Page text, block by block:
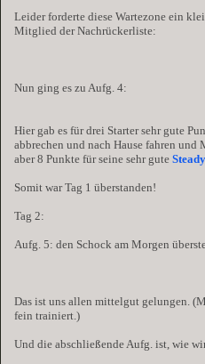
Leider forderte diese Wartezone ein
Mitglied der Nachrückerliste:
Nun ging es zu Aufg. 4:
Hier gab es für drei Starter sehr gute
abbrechen und nach Hause fahren
aber 8 Punkte für seine sehr gute
Somit war Tag 1 überstanden!
Tag 2:
Aufg. 5: den Schock am Morgen
Das ist uns allen mittelgut gelungen.
fein trainiert.)
Und die abschließende Aufg. ist, wie